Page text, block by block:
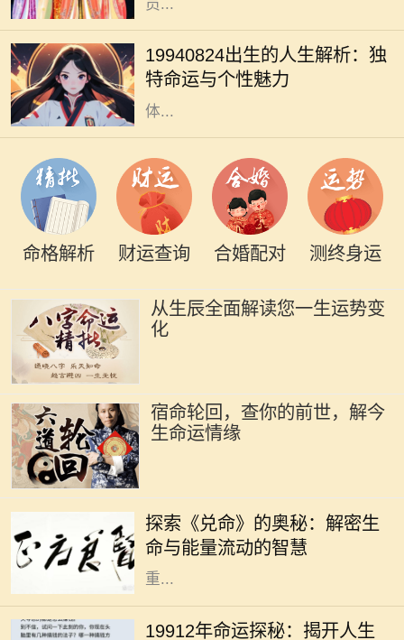
员...
19940824出生的人生解析：独
特命运与个性魅力
1994年8月24日，许多人在这个时刻
降生，承载着独特的命运与个性。这
一天，由于其日期的特殊性，赋予了
出生在这一天的人成为不同寻常的个
体...
命格解析 财运查询 合婚配对 测终身运
从生辰全面解读您一生运势变
化
宿命轮回，查你的前世，解今
生命运情缘
探索《兑命》的奥秘：解密生
命与能量流动的智慧
经典之作，不仅传承了千年智慧，更
为我们提供了洞察生活与生命的独特
视角。其中，《兑命》作为易经中的
重...
19912年命运探秘：揭开人生
在我们的生命旅程中，许多人常常会
好奇自己命运的轨迹以及未来的走
向，而“19912年”这一数字又代表着